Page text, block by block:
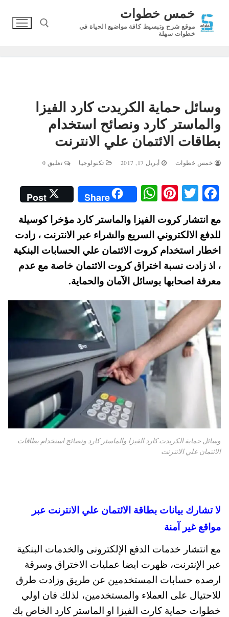
المحتوى
خمس خطوات
موقع شرح وتبسيط كافة مواضيع الحياة في
خطوات سهلة
وسائل حماية الكريدت كارد الفيزا
والماستر كارد ونصائح استخدام
بطاقات الائتمان علي الانترنت
خمس خطوات أبريل 17, 2017 تكنولوجيا تعليق 0
Fa
ce
bo
ok
T
wi
tte
r
Pi
nt
er
es
t
W
ha
ts
A
pp
Share
Post
مع انتشار كروت الفيزا والماستر كارد مؤخرا كوسيلة
للدفع الالكتروني السريع والشراء عبر الانترنت ، زادت
اخطار استخدام كروت الائتمان علي الحسابات البنكية
، اذ زادت نسبة اختراق كروت الائتمان خاصة مع عدم
معرفة اصحابها بوسائل الآمان والحماية.
وسائل حماية الكريدت كارد الفيزا والماستر كارد ونصائح استخدام بطاقات
الائتمان علي الانترنت
لا تشارك بيانات بطاقة الائتمان علي الانترنت عبر
مواقع غير آمنة
مع انتشار خدمات الدفع الإلكترونى والخدمات البنكية
عبر الإنترنت، ظهرت ايضا عمليات الاختراق وسرقة
ارصده حسابات المستخدمين عن طريق وزادت طرق
للاحتيال على العملاء والمستخدمين، لذلك فان اولي
خطوات حماية كارت الفيزا او الماستر كارد الخاص بك